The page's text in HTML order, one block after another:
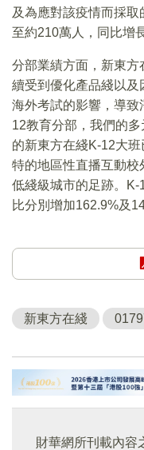
及為應對該疫情而採
至約210萬人，同比增
分部業績方面，新東
續受到優化產品綫以及
海外考試的影響，導
12教育分部，我們的
的新東方在綫K-12大
特的地區性直播互動校
低綫級城市的足跡。K-
比分別增加162.9%及
新東方在綫
財華網所刊載內容